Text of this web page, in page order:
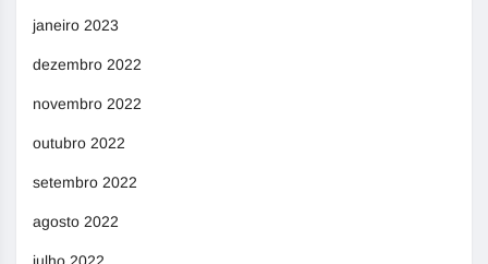
janeiro 2023
dezembro 2022
novembro 2022
outubro 2022
setembro 2022
agosto 2022